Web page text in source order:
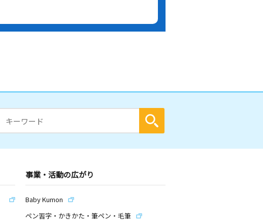
事業・活動の広がり
Baby Kumon
ペン習字・かきかた・筆ペン・毛筆